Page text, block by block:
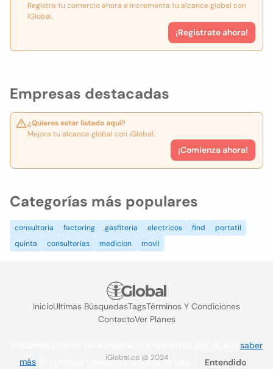
Empresas destacadas
¿Quieres estar listado aquí?
Mejora tu alcance global con iGlobal.
¡Comienza ahora!
Registra tu comercio ahora e incrementa tu alcance global con
iGlobal.
¡Registrate ahora!
Categorías más populares
consultoria factoring gasfiteria electricos find
portatil
quinta
consultorias medicion movil
InicioUltimas BúsquedasTagsTérminos Y Condiciones
ContactoVer Planes
iGlobal.co @ 2024
saber
más . Si continúa navegando acepta su uso. Entendido